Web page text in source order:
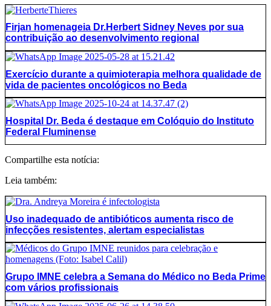
Firjan homenageia Dr.Herbert Sidney Neves por sua
contribuição ao desenvolvimento regional
Exercício durante a quimioterapia melhora qualidade de
vida de pacientes oncológicos no Beda
Hospital Dr. Beda é destaque em Colóquio do Instituto
Federal Fluminense
Compartilhe esta notícia:
Leia também:
Uso inadequado de antibióticos aumenta risco de
infecções resistentes, alertam especialistas
Grupo IMNE celebra a Semana do Médico no Beda Prime
com vários profissionais